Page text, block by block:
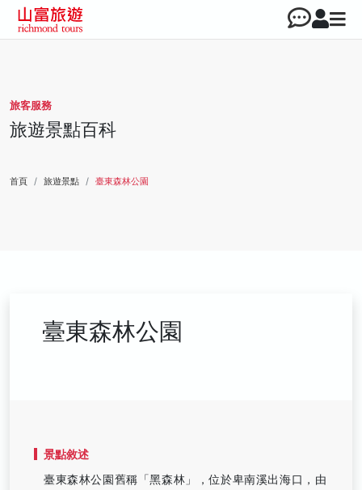
旅客服務
旅遊景點百科
首頁 旅遊景點 臺東森林公園
臺東森林公園
景點敘述
臺東森林公園舊稱「黑森林」，位於卑南溪出海口，由